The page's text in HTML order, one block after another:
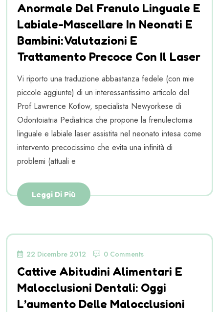
Anormale Del Frenulo Linguale E
Labiale-Mascellare In Neonati E
Bambini: Valutazioni E
Trattamento Precoce Con Il Laser
Vi riporto una traduzione abbastanza fedele (con mie
piccole aggiunte) di un interessantissimo articolo del
Prof Lawrence Kotlow, specialista Newyorkese di
Odontoiatria Pediatrica che propone la frenulectomia
linguale e labiale laser assistita nel neonato intesa come
intervento precocissimo che evita una infinità di
problemi (attuali e
Leggi Di Più
22 Dicembre 2012 0 Comments
Cattive Abitudini Alimentari E
Malocclusioni Dentali: Oggi
L’aumento Delle Malocclusioni